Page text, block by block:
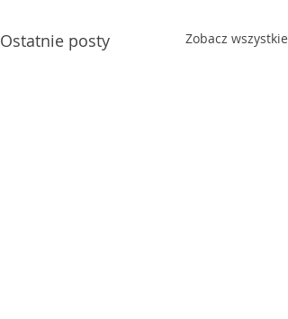
Ostatnie posty Zobacz wszystkie